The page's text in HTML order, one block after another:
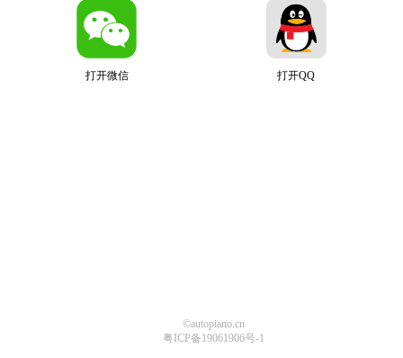
打开微信 打开QQ
©autopiano.cn
粤ICP备19061906号-1